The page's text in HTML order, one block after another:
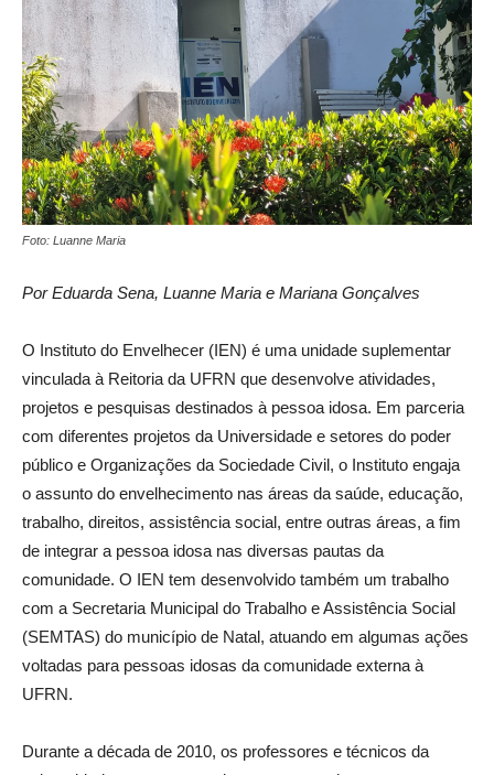
Foto: Luanne Maria
Por Eduarda Sena, Luanne Maria e Mariana Gonçalves
O Instituto do Envelhecer (IEN) é uma unidade suplementar
vinculada à Reitoria da UFRN que desenvolve atividades,
projetos e pesquisas destinados à pessoa idosa. Em parceria
com diferentes projetos da Universidade e setores do poder
público e Organizações da Sociedade Civil, o Instituto engaja
o assunto do envelhecimento nas áreas da saúde, educação,
trabalho, direitos, assistência social, entre outras áreas, a fim
de integrar a pessoa idosa nas diversas pautas da
comunidade. O IEN tem desenvolvido também um trabalho
com a Secretaria Municipal do Trabalho e Assistência Social
(SEMTAS) do município de Natal, atuando em algumas ações
voltadas para pessoas idosas da comunidade externa à
UFRN.
Durante a década de 2010, os professores e técnicos da